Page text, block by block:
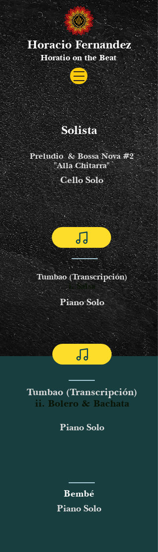
Horacio Fernandez
Horatio on the Beat
Solista
Preludio & Bossa Nova #2
"Alla Chitarra"
Cello Solo
Tumbao (Transcripción)
i. Salsa
Piano Solo
Tumbao (Transcripción)
ii. Bolero & Bachata
Piano Solo
Bembé
Piano Solo